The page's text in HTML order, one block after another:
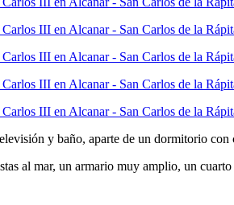
y baño, aparte de un dormitorio con
al mar, un armario muy amplio, un